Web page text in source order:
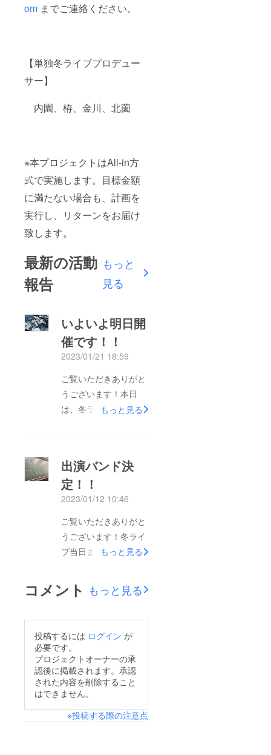
om までご連絡ください。
【単独冬ライブプロデュー
サー】
内園、栫、金川、北薗
※本プロジェクトはAll-in方
式で実施します。目標金額
に満たない場合も、計画を
実行し、リターンをお届け
致します。
最新の活動
報告
もっと
見る
いよいよ明日開
催です！！
2023/01/21 18:59
ご覧いただきありがと
うございます！本日
は、冬ライブ前日！と
すが、お届け致します
(^^)ちなみに下の写真
は、SNSで公開したカ
直前の写真です！いよ
いよ如何様ライダー単
独冬ライブ
!?】、明日開催です！
めに様々な準備を行っ
てきました！開場にお
越しいただく皆様、ぜ
ひ明日のステージをお
楽しみください！！最
後までご覧いただき、
ありがとうございまし
もっと見る
出演バンド決
定！！
2023/01/12 10:46
ご覧いただきありがと
うございます！冬ライ
ブ当日まで残り2週間
た...そこで！今回は出
演する11バンドをご紹
春告鳥泡沫メモリー
salahto be...翡翠の瞳
Martini水面のリリィ
#001e43（審査中
のテーマは【Black or
もっと見る
コメント もっと見る
投稿するには ログイン が
必要です。
プロジェクトオーナーの承
認後に掲載されます。承認
された内容を削除すること
はできません。
※投稿する際の注意点